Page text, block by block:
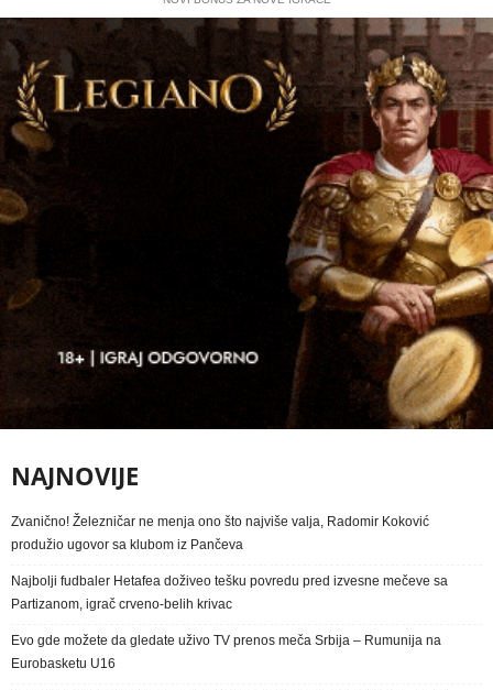
NAJNOVIJE
Zvanično! Železničar ne menja ono što najviše valja, Radomir Koković
produžio ugovor sa klubom iz Pančeva
Najbolji fudbaler Hetafea doživeo tešku povredu pred izvesne mečeve sa
Partizanom, igrač crveno-belih krivac
Evo gde možete da gledate uživo TV prenos meča Srbija – Rumunija na
Eurobasketu U16